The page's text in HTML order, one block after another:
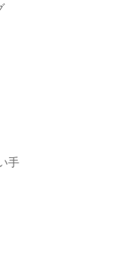
手